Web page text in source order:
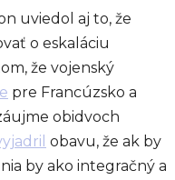
uviedol aj to, že
o eskaláciu
že vojenský
pre Francúzsko a
obidvoch
obavu, že ak by
by ako integračný a